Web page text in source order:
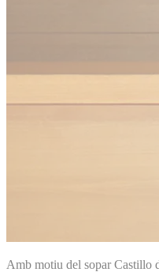
Amb motiu del sopar Castillo